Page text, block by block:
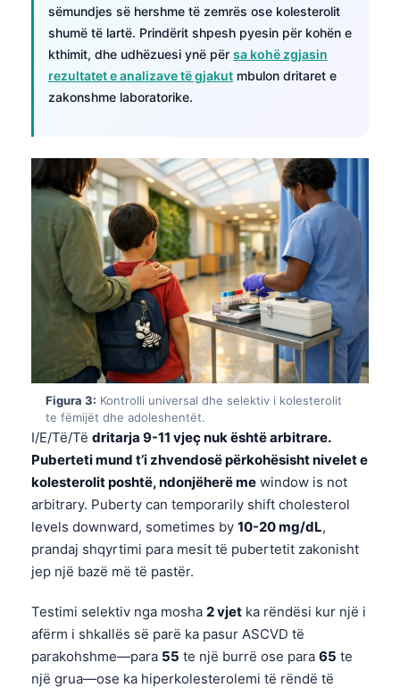
sëmundjes së hershme të zemrës ose kolesterolit
shumë të lartë. Prindërit shpesh pyesin për kohën e
kthimit, dhe udhëzuesi ynë për sa kohë zgjasin
rezultatet e analizave të gjakut mbulon dritaret e
zakonshme laboratorike.
Figura 3: Kontrolli universal dhe selektiv i kolesterolit
te fëmijët dhe adoleshentët.
I/E/Të/Të dritarja 9-11 vjeç nuk është arbitrare.
Puberteti mund t’i zhvendosë përkohësisht nivelet e
kolesterolit poshtë, ndonjëherë me window is not
arbitrary. Puberty can temporarily shift cholesterol
levels downward, sometimes by 10-20 mg/dL,
prandaj shqyrtimi para mesit të pubertetit zakonisht
jep një bazë më të pastër.
Testimi selektiv nga mosha 2 vjet ka rëndësi kur një i
afërm i shkallës së parë ka pasur ASCVD të
parakohshme—para 55 te një burrë ose para 65 te
një grua—ose ka hiperkolesterolemi të rëndë të